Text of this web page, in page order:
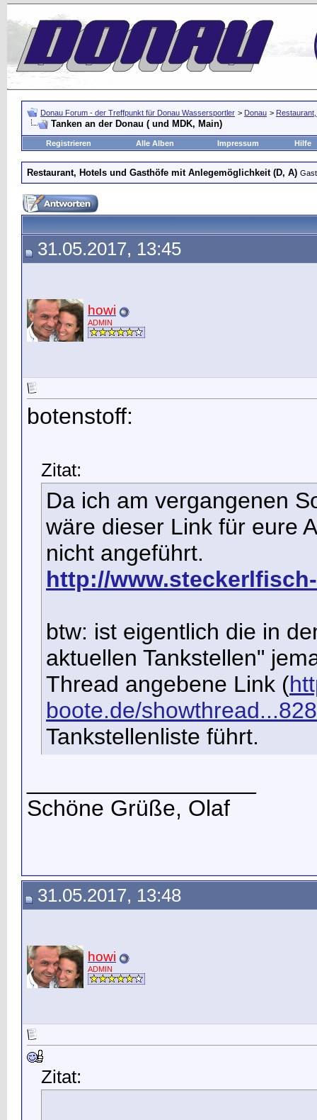
Donau Forum - der Treffpunkt für Donau Wassersportler > Donau >
Tanken an der Donau ( und MDK, Main)
Registrieren Alle Alben Impressum Hilfe
Restaurant, Hotels und Gasthöfe mit Anlegemöglichkeit (D, A)
31.05.2017, 13:45
howi
ADMIN
botenstoff:
Zitat:
Da ich am vergangenen
wäre dieser Link für eure
nicht angeführt.
http://
btw: ist eigentlich die in
aktuellen Tankstellen"
Thread angebene Link (
boote.de/
Tankstellenliste führt.
Schöne Grüße, Olaf
31.05.2017, 13:48
howi
ADMIN
Zitat: